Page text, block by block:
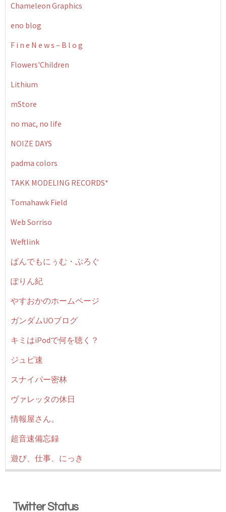
Chameleon Graphics
eno blog
F i n e N e w s – B l o g
Flowers'Children
Lithium
mStore
no mac, no life
NOIZE DAYS
padma colors
TAKK MODELING RECORDS*
Tomahawk Field
Web Sorriso
Weftlink
ぱんでもにぅむ・ぶろぐ
ぽりん紀
やすおかのホームページ
ガンダムUOブログ
キミはiPodで何を聴く？
ジュピ速
スナイパー密林
ヴァレッタの休日
情報屋さん。
超音速備忘録
遊び、仕事、にっき
Twitter Status